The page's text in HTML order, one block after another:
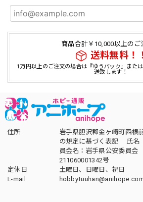
商品合計￥10,000以上のご
送料無料！！
1万円以上のご注文の場合は『ゆうパック』また
送致します！
住所
岩手県胆沢郡金ヶ崎町西
の規定に基づく表記 氏
員会名：岩手県公安委員
211060001342号
定休日
土曜日、日曜日、祝日
E-mail